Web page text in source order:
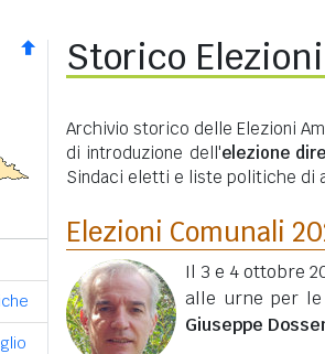
Storico
Archivio storico delle Elezioni
di introduzione dell'elezione
Sindaci eletti e liste politiche di
Elezioni Comunali
Il 3 e 4 ottobre
alle urne per le
Giuseppe